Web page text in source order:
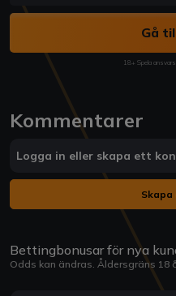
Gå
18+ Spela
Kommentarer
Logga in eller skapa ett
Bettingbonusar för nya
Odds kan ändras. Åldersgräns 18